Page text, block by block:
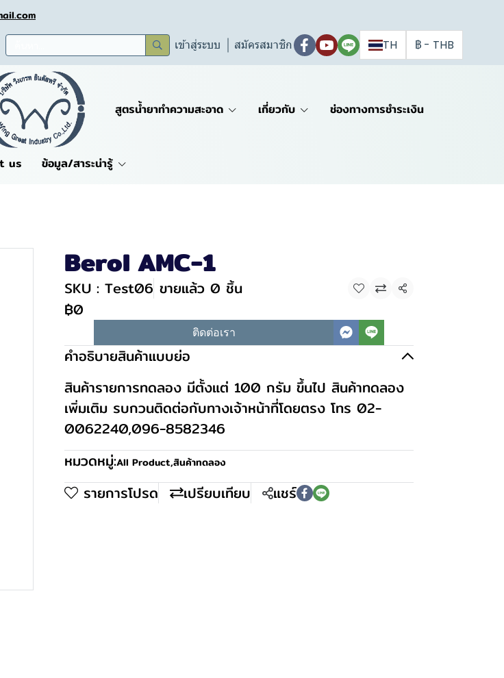
เข้าสู่ระบบ สมัครสมาชิก TH ฿ - THB
สูตรน้ำยาทำความสะอาด เกี่ยวกับ ช่องทางการชำระเงิน
us ข้อมูล/สาระน่ารู้
Berol AMC-1
SKU : Test06 ขายแล้ว 0 ชิ้น แชร์
฿0
ติดต่อเรา
คำอธิบายสินค้าแบบย่อ
สินค้ารายการทดลอง มีตั้งแต่ 100 กรัม ขึ้นไป สินค้าทดลอง
เพิ่มเติม รบกวนติดต่อกับทางเจ้าหน้าที่โดยตรง โทร 02-
0062240,096-8582346
หมวดหมู่:All Product,สินค้าทดลอง
รายการโปรด เปรียบเทียบ แชร์